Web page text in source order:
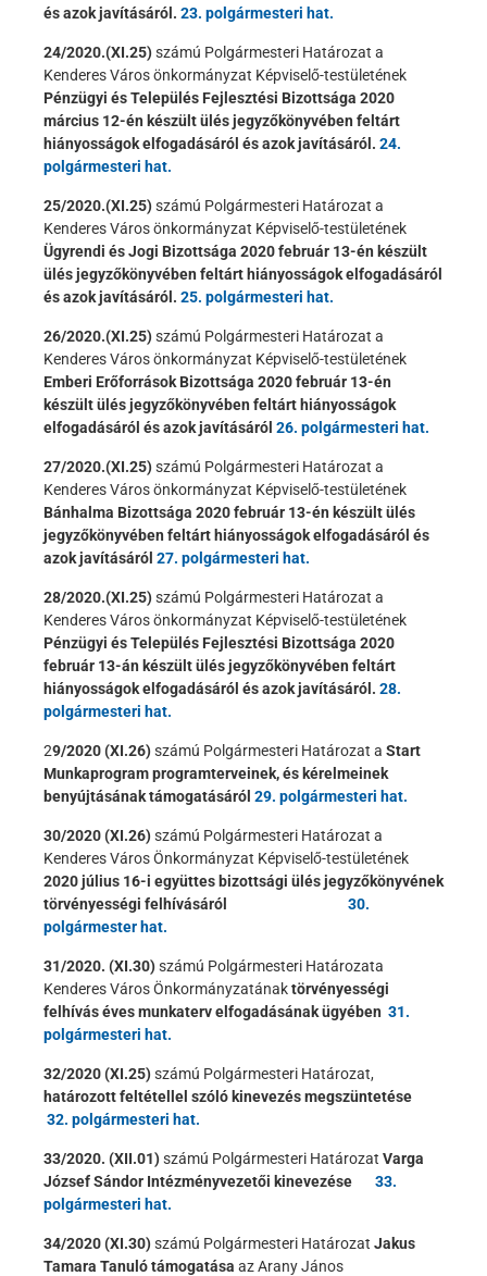
és azok javításáról. 23. polgármesteri hat.
24/2020.(XI.25)számú Polgármesteri Határozat a
Kenderes Város önkormányzat Képviselő-testületének
Pénzügyi és Település Fejlesztési Bizottsága 2020
március 12-én készült ülés jegyzőkönyvében feltárt
hiányosságok elfogadásáról és azok javításáról. 24.
polgármesteri hat.
25/2020.(XI.25)számú Polgármesteri Határozat a
Kenderes Város önkormányzat Képviselő-testületének
Ügyrendi és Jogi Bizottsága 2020 február 13-én készült
ülés jegyzőkönyvében feltárt hiányosságok elfogadásáról
és azok javításáról. 25. polgármesteri hat.
26/2020.(XI.25)számú Polgármesteri Határozat a
Kenderes Város önkormányzat Képviselő-testületének
Emberi Erőforrások Bizottsága 2020 február 13-én
készült ülés jegyzőkönyvében feltárt hiányosságok
elfogadásáról és azok javításáról 26. polgármesteri hat.
27/2020.(XI.25)számú Polgármesteri Határozat a
Kenderes Város önkormányzat Képviselő-testületének
Bánhalma Bizottsága 2020 február 13-én készült ülés
jegyzőkönyvében feltárt hiányosságok elfogadásáról és
azok javításáról 27. polgármesteri hat.
28/2020.(XI.25)számú Polgármesteri Határozat a
Kenderes Város önkormányzat Képviselő-testületének
Pénzügyi és Település Fejlesztési Bizottsága 2020
február 13-án készült ülés jegyzőkönyvében feltárt
hiányosságok elfogadásáról és azok javításáról. 28.
polgármesteri hat.
29/2020 (XI.26)számú Polgármesteri Határozat a Start
Munkaprogram programterveinek, és kérelmeinek
benyújtásának támogatásáról 29. polgármesteri hat.
30/2020 (XI.26)számú Polgármesteri Határozat a
Kenderes Város Önkormányzat Képviselő-testületének
2020 július 16-i együttes bizottsági ülés jegyzőkönyvének
törvényességi felhívásáról 30.
polgármester hat.
31/2020. (XI.30)számú Polgármesteri Határozata
Kenderes Város Önkormányzatánaktörvényességi
felhívás éves munkaterv elfogadásának ügyében 31.
polgármesteri hat.
32/2020 (XI.25)számú Polgármesteri Határozat,
határozott feltétellel szóló kinevezés megszüntetése
32. polgármesteri hat.
33/2020. (XII.01)számú Polgármesteri Határozat Varga
József Sándor Intézményvezetői kinevezése 33.
polgármesteri hat.
34/2020 (XI.30)számú Polgármesteri Határozat Jakus
Tamara Tanuló támogatása az Arany János